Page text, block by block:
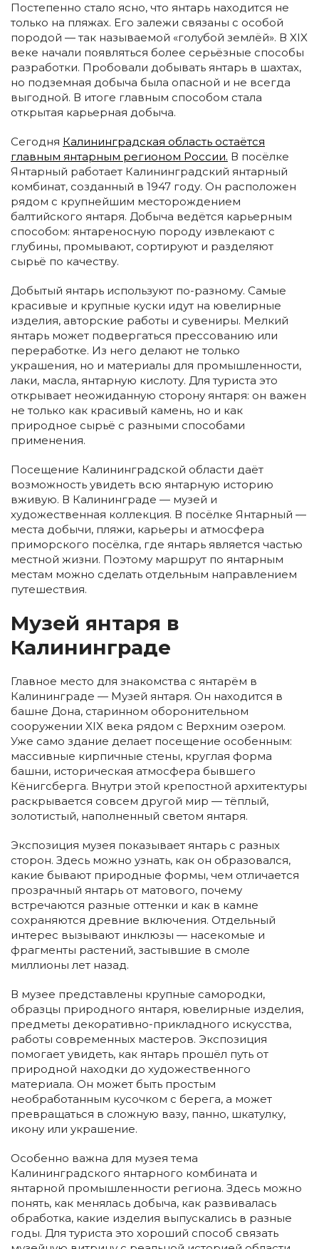
Постепенно стало ясно, что янтарь находится не
только на пляжах. Его залежи связаны с особой
породой — так называемой «голубой землёй». В XIX
веке начали появляться более серьёзные способы
разработки. Пробовали добывать янтарь в шахтах,
но подземная добыча была опасной и не всегда
выгодной. В итоге главным способом стала
открытая карьерная добыча.
Сегодня Калининградская область остаётся
главным янтарным регионом России. В посёлке
Янтарный работает Калининградский янтарный
комбинат, созданный в 1947 году. Он расположен
рядом с крупнейшим месторождением
балтийского янтаря. Добыча ведётся карьерным
способом: янтареносную породу извлекают с
глубины, промывают, сортируют и разделяют
сырьё по качеству.
Добытый янтарь используют по-разному. Самые
красивые и крупные куски идут на ювелирные
изделия, авторские работы и сувениры. Мелкий
янтарь может подвергаться прессованию или
переработке. Из него делают не только
украшения, но и материалы для промышленности,
лаки, масла, янтарную кислоту. Для туриста это
открывает неожиданную сторону янтаря: он важен
не только как красивый камень, но и как
природное сырьё с разными способами
применения.
Посещение Калининградской области даёт
возможность увидеть всю янтарную историю
вживую. В Калининграде — музей и
художественная коллекция. В посёлке Янтарный —
места добычи, пляжи, карьеры и атмосфера
приморского посёлка, где янтарь является частью
местной жизни. Поэтому маршрут по янтарным
местам можно сделать отдельным направлением
путешествия.
Музей янтаря в
Калининграде
Главное место для знакомства с янтарём в
Калининграде — Музей янтаря. Он находится в
башне Дона, старинном оборонительном
сооружении XIX века рядом с Верхним озером.
Уже само здание делает посещение особенным:
массивные кирпичные стены, круглая форма
башни, историческая атмосфера бывшего
Кёнигсберга. Внутри этой крепостной архитектуры
раскрывается совсем другой мир — тёплый,
золотистый, наполненный светом янтаря.
Экспозиция музея показывает янтарь с разных
сторон. Здесь можно узнать, как он образовался,
какие бывают природные формы, чем отличается
прозрачный янтарь от матового, почему
встречаются разные оттенки и как в камне
сохраняются древние включения. Отдельный
интерес вызывают инклюзы — насекомые и
фрагменты растений, застывшие в смоле
миллионы лет назад.
В музее представлены крупные самородки,
образцы природного янтаря, ювелирные изделия,
предметы декоративно-прикладного искусства,
работы современных мастеров. Экспозиция
помогает увидеть, как янтарь прошёл путь от
природной находки до художественного
материала. Он может быть простым
необработанным кусочком с берега, а может
превращаться в сложную вазу, панно, шкатулку,
икону или украшение.
Особенно важна для музея тема
Калининградского янтарного комбината и
янтарной промышленности региона. Здесь можно
понять, как менялась добыча, как развивалась
обработка, какие изделия выпускались в разные
годы. Для туриста это хороший способ связать